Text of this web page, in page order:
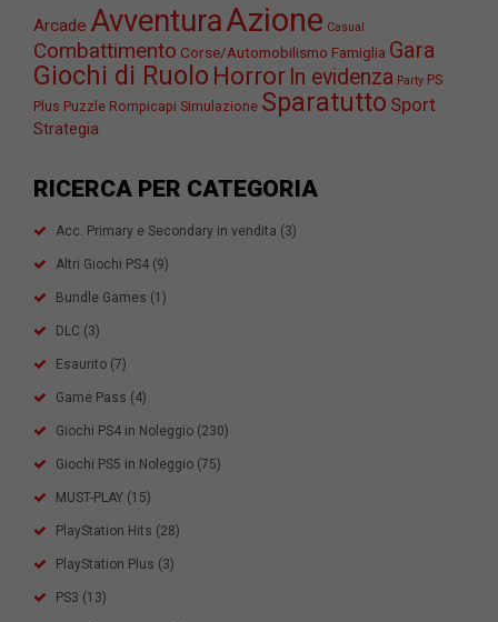
Arcade AvventuraAzione Casual
Combattimento Corse/Automobilismo Famiglia Gara
Giochi di Ruolo Horror In evidenza Party PS
Plus Puzzle Rompicapi Simulazione Sparatutto Sport
Strategia
RICERCA PER CATEGORIA
Acc. Primary e Secondary in vendita (3)
Altri Giochi PS4 (9)
Bundle Games (1)
DLC (3)
Esaurito (7)
Game Pass (4)
Giochi PS4 in Noleggio (230)
Giochi PS5 in Noleggio (75)
MUST-PLAY (15)
PlayStation Hits (28)
PlayStation Plus (3)
PS3 (13)